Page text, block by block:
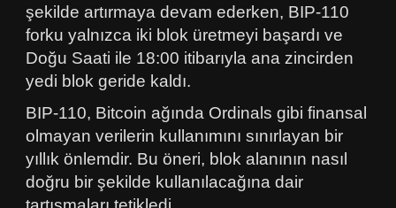
şekilde artırmaya devam ederken, BIP-110
forku yalnızca iki blok üretmeyi başardı ve
Doğu Saati ile 18:00 itibarıyla ana zincirden
yedi blok geride kaldı.
BIP-110, Bitcoin ağında Ordinals gibi finansal
olmayan verilerin kullanımını sınırlayan bir
yıllık önlemdir. Bu öneri, blok alanının nasıl
doğru bir şekilde kullanılacağına dair